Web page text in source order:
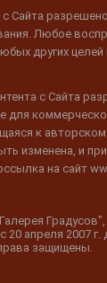
Сайта
Любое
других целей
с Сайта
для
к
изменена, и
на сайт
апреля 2007 г.
защищены.